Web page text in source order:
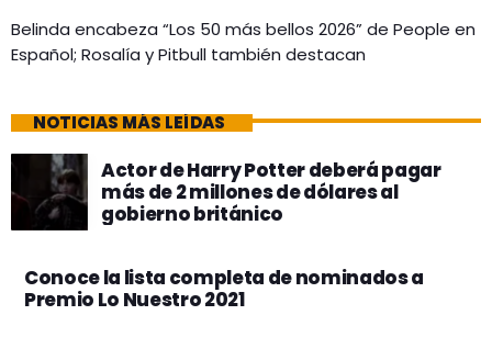
Belinda encabeza “Los 50 más bellos 2026” de People en
Español; Rosalía y Pitbull también destacan
NOTICIAS MÁS LEÍDAS
Actor de Harry Potter deberá pagar
más de 2 millones de dólares al
gobierno británico
Conoce la lista completa de nominados a
Premio Lo Nuestro 2021